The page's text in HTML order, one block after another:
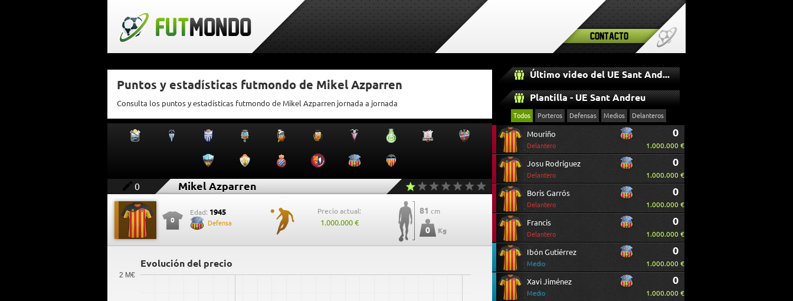
Contacto
Puntos y estadísticas futmondo de Mikel Azparren
Consulta los puntos y estadísticas futmondo de Mikel Azparren jornada a jornada
0 Mikel Azparren
0
Edad: 1945
Defensa
Precio actual:
1.000.000 €
81 cm
0 Kg
Evolución del precio
2 M€
Último video del UE Sant Andreu
Plantilla - UE Sant Andreu
Todos Porteros Defensas Medios Delanteros
Mouriño
Delantero
0
1.000.000 €
Josu Rodríguez
Delantero
0
1.000.000 €
Boris Garrós
Delantero
0
1.000.000 €
Francis
Delantero
0
1.000.000 €
Ibón Gutiérrez
Medio
0
1.000.000 €
Xavi Jiménez
Medio
0
1.000.000 €